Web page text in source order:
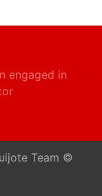
engaged in
Team ©